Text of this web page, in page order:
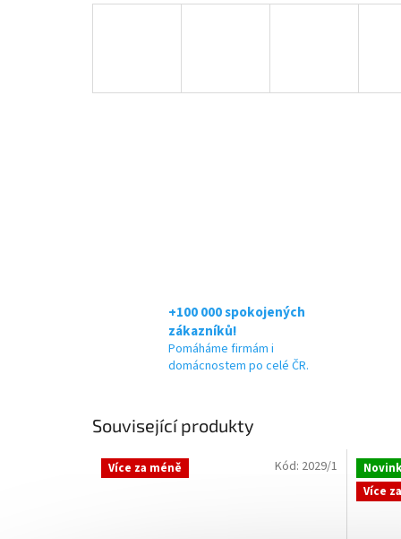
+100 000 spokojených
zákazníků!
Pomáháme firmám i
domácnostem po celé ČR.
Související produkty
Více za méně Kód: 2029/1
Více